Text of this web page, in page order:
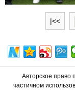
|<<
Авторское право
частичном